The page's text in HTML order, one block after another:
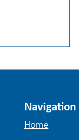
Navigation
Home